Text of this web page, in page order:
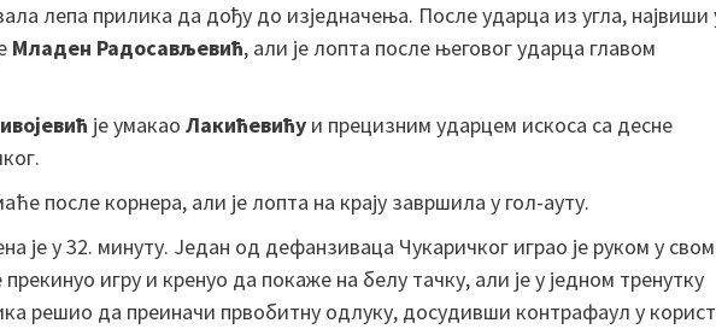
лепа прилика да дођу до изједначења. После ударца из угла, највиши
Младен Радосављевић, али је лопта после његовог ударца главом
је умакао Лакићевићу и прецизним ударцем искоса са десне
после корнера, али је лопта на крају завршила у гол-ауту.
је у 32. минуту. Један од дефанзиваца Чукаричког играо је руком у свом
прекинуо игру и кренуо да покаже на белу тачку, али је у једном тренутку
решио да преиначи првобитну одлуку, досудивши контрафаул у корист